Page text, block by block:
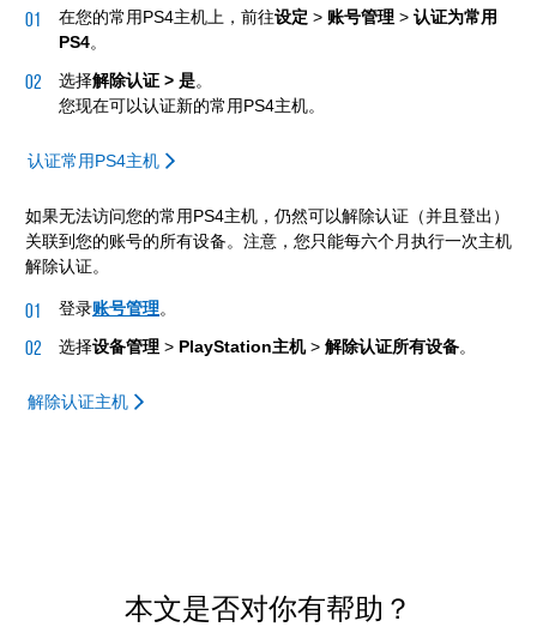
在您的常用PS4主机上，前往设定 > 账号管理 > 认证为常用
PS4。
选择解除认证 > 是。
您现在可以认证新的常用PS4主机。
认证常用PS4主机
如果无法访问您的常用PS4主机，仍然可以解除认证（并且登出）
关联到您的账号的所有设备。注意，您只能每六个月执行一次主机
解除认证。
登录账号管理。
选择设备管理 > PlayStation主机> 解除认证所有设备。
解除认证主机
本文是否对你有帮助？